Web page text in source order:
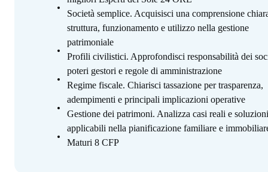
Società semplice. Acquisisci una comprensione
struttura, funzionamento e utilizzo nella gestione
patrimoniale
Profili civilistici. Approfondisci responsabilità dei
poteri gestori e regole di amministrazione
Regime fiscale. Chiarisci tassazione per trasparenza,
adempimenti e principali implicazioni operative
Gestione dei patrimoni. Analizza casi reali e soluzioni
applicabili nella pianificazione familiare e
Maturi 8 CFP